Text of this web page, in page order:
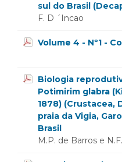
sul do Brasil
F. D ´Incao
Volume 4 - Nº1 -
Biologia
Potimirim glabra
1878) (Crustacea,
praia da Vigia,
Brasil
M.P. de Barros e